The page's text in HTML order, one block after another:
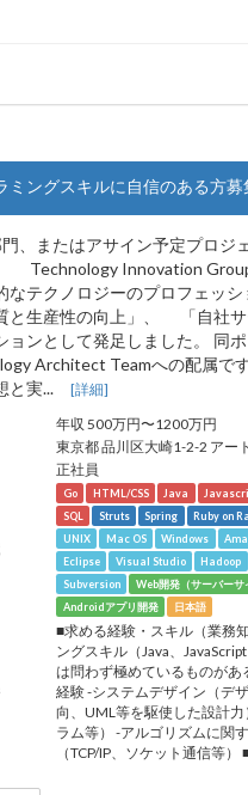
ングスキルに自信のある方募
、またはアサイン予定プロ
Technology Innovation
なテクノロジーのプロフェッ
と生産性の向上」、 「自社サ
ョンとして発足しました。 同
Architect Teamへの配属で
と実... [詳細]
年収 500万円〜1200万円
東京都 ​品川区大崎1-2-2​ アー
正社員
Go HTML/CSS Java
SQL
Struts Spring Ruby on
UNIX
Mac OS Windows
Eclipse
Visual Studio Hadoop
Subversion
Web開発（サーバーサ
Androidアプリ開発
日本語
■求める経験・スキル（業務
ングスキル（Java、
は問わず極めているものが
経験 -システムデザイン（デ
向、UML等を駆使した設計
ラム等） -アルゴリズムに関
（TCP/IP、ソケット通信等